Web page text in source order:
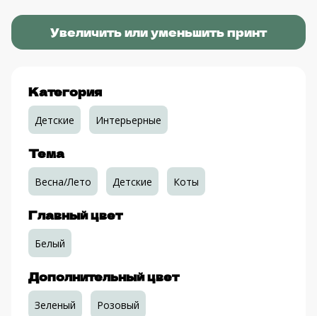
Увеличить или уменьшить принт
Категория
Детские Интерьерные
Тема
Весна/Лето Детские Коты
Главный цвет
Белый
Дополнительный цвет
Зеленый Розовый